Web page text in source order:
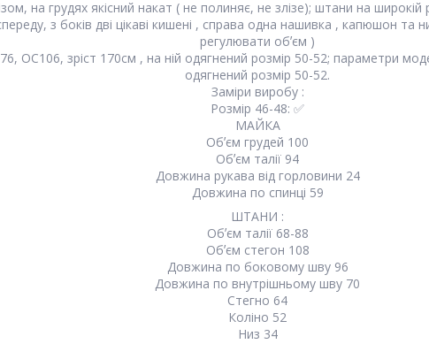
на грудях якісний накат ( не полиняє, не злізе); штани на широкій
з боків дві цікаві кишені , справа одна нашивка , капюшон
регулювати обʼєм )
ОС106, зріст 170см , на ній одягнений розмір 50-52; параметри
одягнений розмір 50-52.
Заміри виробу :
Розмір 46-48: ✅
МАЙКА
Обʼєм грудей 100
Обʼєм талії 94
Довжина рукава від горловини 24
Довжина по спинці 59
ШТАНИ :
Обʼєм талії 68-88
Обʼєм стегон 108
Довжина по боковому шву 96
Довжина по внутрішньому шву 70
Стегно 64
Коліно 52
Низ 34